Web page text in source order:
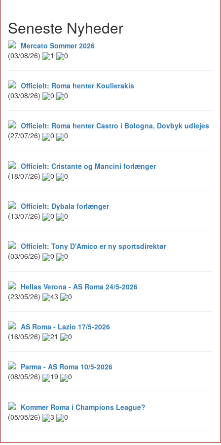
Seneste Nyheder
Mercato Sommer 2026
(03/08/26)
1 0
Officielt: Roma henter Koulierakis
(03/08/26)
0 0
Officielt: Roma henter Castro i Bologna, Dovbyk udlejes
(27/07/26)
0 0
Officielt: Cristante og Mancini forlænger
(18/07/26)
0 0
Officielt: Dybala forlænger
(13/07/26)
0 0
Officielt: Tony D'Amico er ny sportsdirektør
(03/06/26)
0 0
Hellas Verona - AS Roma 24/5-2026
(23/05/26)
43 0
AS Roma - Lazio 17/5-2026
(16/05/26)
21 0
Parma - AS Roma 10/5-2026
(08/05/26)
19 0
Kommer Roma i Champions League?
(05/05/26)
3 0